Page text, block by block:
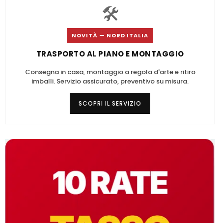
🛠️
NOVITÀ — NORD ITALIA
TRASPORTO AL PIANO E MONTAGGIO
Consegna in casa, montaggio a regola d'arte e ritiro
imballi. Servizio assicurato, preventivo su misura.
SCOPRI IL SERVIZIO